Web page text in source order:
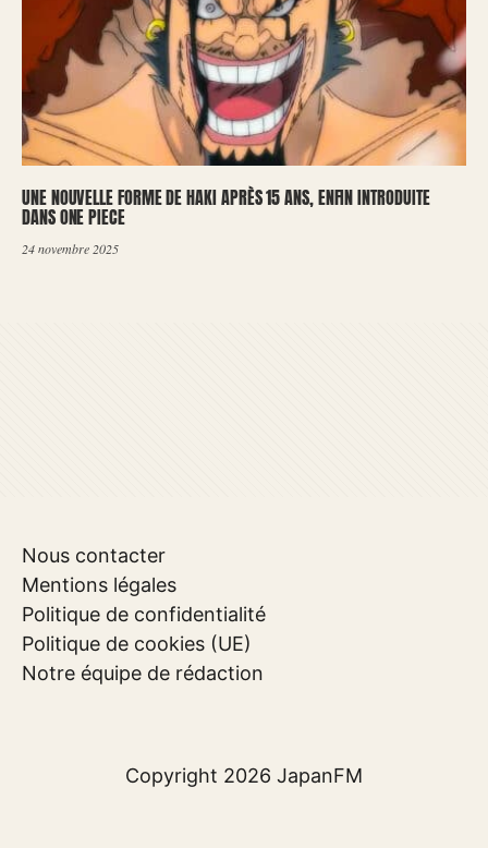
UNE NOUVELLE FORME DE HAKI APRÈS 15 ANS, ENFIN INTRODUITE
DANS ONE PIECE
24 novembre 2025
Nous contacter
Mentions légales
Politique de confidentialité
Politique de cookies (UE)
Notre équipe de rédaction
Copyright 2026 JapanFM